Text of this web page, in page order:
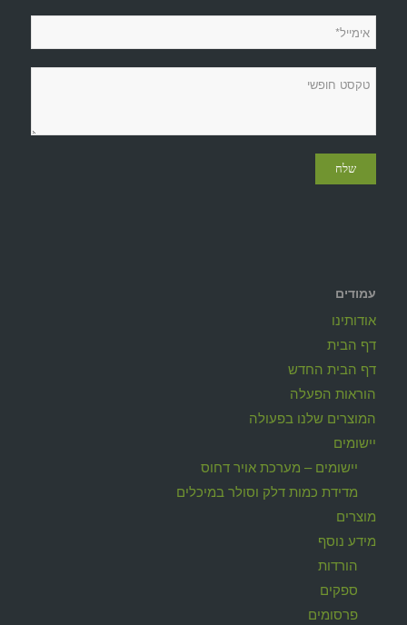
עמודים
אודותינו
דף הבית
דף הבית החדש
הוראות הפעלה
המוצרים שלנו בפעולה
יישומים
יישומים – מערכת אויר דחוס
מדידת כמות דלק וסולר במיכלים
מוצרים
מידע נוסף
הורדות
ספקים
פרסומים